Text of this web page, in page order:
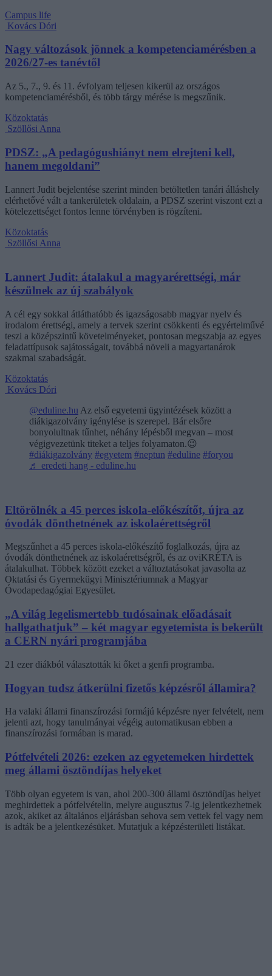
Campus life
Kovács Dóri
Nagy változások jönnek a kompetenciamérésben a
2026/27-es tanévtől
Az 5., 7., 9. és 11. évfolyam teljesen kikerül az országos
kompetenciamérésből, és több tárgy mérése is megszűnik.
Közoktatás
Szöllősi Anna
PDSZ: „A pedagógushiányt nem elrejteni kell,
hanem megoldani”
Lannert Judit bejelentése szerint minden betöltetlen tanári álláshely
elérhetővé vált a tankerületek oldalain, a PDSZ szerint viszont ezt a
kötelezettséget fontos lenne törvényben is rögzíteni.
Közoktatás
Szöllősi Anna
Lannert Judit: átalakul a magyarérettségi, már
készülnek az új szabályok
A cél egy sokkal átláthatóbb és igazságosabb magyar nyelv és
irodalom érettségi, amely a tervek szerint csökkenti és egyértelművé
teszi a középszintű követelményeket, pontosan megszabja az egyes
feladattípusok sajátosságait, továbbá növeli a magyartanárok
szakmai szabadságát.
Közoktatás
Kovács Dóri
@eduline.hu Az első egyetemi ügyintézések között a
diákigazolvány igénylése is szerepel. Bár elsőre
bonyolultnak tűnhet, néhány lépésből megvan – most
végigvezetünk titeket a teljes folyamaton.😉
#diákigazolvány #egyetem #neptun #eduline #foryou
♬ eredeti hang - eduline.hu
Eltörölnék a 45 perces iskola-előkészítőt, újra az
óvodák dönthetnének az iskolaérettségről
Megszűnhet a 45 perces iskola-előkészítő foglalkozás, újra az
óvodák dönthetnének az iskolaérettségről, és az oviKRÉTA is
átalakulhat. Többek között ezeket a változtatásokat javasolta az
Oktatási és Gyermekügyi Minisztériumnak a Magyar
Óvodapedagógiai Egyesület.
„A világ legelismertebb tudósainak előadásait
hallgathatjuk” – két magyar egyetemista is bekerült
a CERN nyári programjába
21 ezer diákból választották ki őket a genfi programba.
Hogyan tudsz átkerülni fizetős képzésről államira?
Ha valaki állami finanszírozási formájú képzésre nyer felvételt, nem
jelenti azt, hogy tanulmányai végéig automatikusan ebben a
finanszírozási formában is marad.
Pótfelvételi 2026: ezeken az egyetemeken hirdettek
meg állami ösztöndíjas helyeket
Több olyan egyetem is van, ahol 200-300 állami ösztöndíjas helyet
meghirdettek a pótfelvételin, melyre augusztus 7-ig jelentkezhetnek
azok, akiket az általános eljárásban sehova sem vettek fel vagy nem
is adták be a jelentkezésüket. Mutatjuk a képzésterületi listákat.